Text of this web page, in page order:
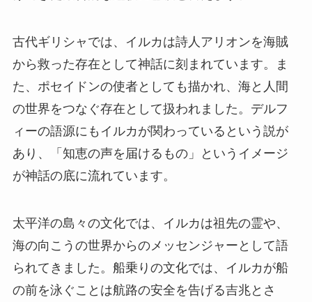
古代ギリシャでは、イルカは詩人アリオンを海賊
から救った存在として神話に刻まれています。ま
た、ポセイドンの使者としても描かれ、海と人間
の世界をつなぐ存在として扱われました。デルフ
ィーの語源にもイルカが関わっているという説が
あり、「知恵の声を届けるもの」というイメージ
が神話の底に流れています。
太平洋の島々の文化では、イルカは祖先の霊や、
海の向こうの世界からのメッセンジャーとして語
られてきました。船乗りの文化では、イルカが船
の前を泳ぐことは航路の安全を告げる吉兆とさ